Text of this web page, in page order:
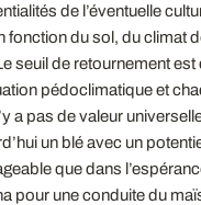
de l’éventuelle
fonction du sol, du climat
seuil de retournement
pédoclimatique et
a pas de valeur
un blé avec un
que dans
pour une conduite du